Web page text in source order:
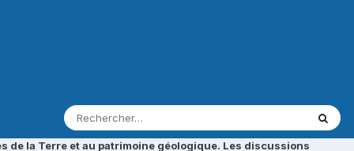
de la Terre et au patrimoine géologique. Les discussions